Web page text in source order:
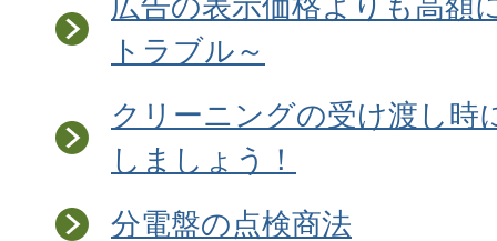
トラブル～
クリーニングの受け渡し時
しましょう！
分電盤の点検商法